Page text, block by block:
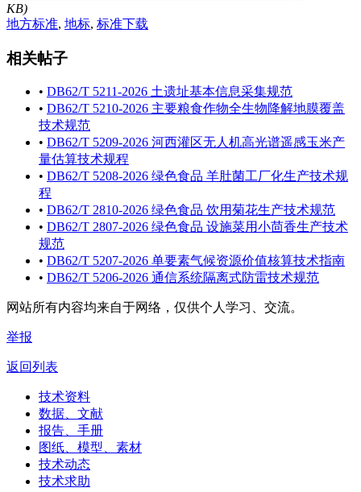
KB)
地方标准, 地标, 标准下载
相关帖子
• DB62/T 5211-2026 土遗址基本信息采集规范
• DB62/T 5210-2026 主要粮食作物全生物降解地膜覆盖
技术规范
• DB62/T 5209-2026 河西灌区无人机高光谱遥感玉米产
量估算技术规程
• DB62/T 5208-2026 绿色食品 羊肚菌工厂化生产技术规
程
• DB62/T 2810-2026 绿色食品 饮用菊花生产技术规范
• DB62/T 2807-2026 绿色食品 设施菜用小茴香生产技术
规范
• DB62/T 5207-2026 单要素气候资源价值核算技术指南
• DB62/T 5206-2026 通信系统隔离式防雷技术规范
网站所有内容均来自于网络，仅供个人学习、交流。
举报
返回列表
技术资料
数据、文献
报告、手册
图纸、模型、素材
技术动态
技术求助